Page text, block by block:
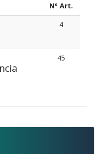
Nº Art.
4
45